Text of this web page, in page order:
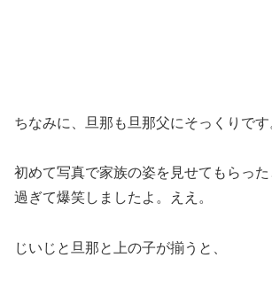
ちなみに、旦那も旦那父にそっくりです
初めて写真で家族の姿を見せてもらっ
過ぎて爆笑しましたよ。ええ。
じいじと旦那と上の子が揃うと、